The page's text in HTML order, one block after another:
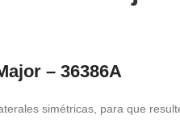
– 36386A
simétricas, para que